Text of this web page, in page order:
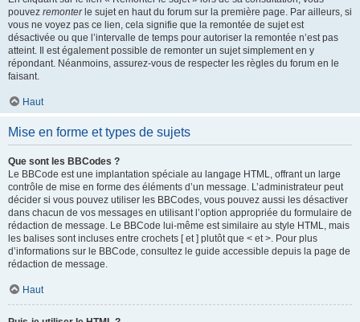
pouvez remonterle sujet en haut du forum sur la première page. Par ailleurs, si
vous ne voyez pas ce lien, cela signifie que la remontée de sujet est
désactivée ou que l’intervalle de temps pour autoriser la remontée n’est pas
atteint. Il est également possible de remonter un sujet simplement en y
répondant. Néanmoins, assurez-vous de respecter les règles du forum en le
faisant.
Haut
Mise en forme et types de sujets
Que sont les BBCodes ?
Le BBCode est une implantation spéciale au langage HTML, offrant un large
contrôle de mise en forme des éléments d’un message. L’administrateur peut
décider si vous pouvez utiliser les BBCodes, vous pouvez aussi les désactiver
dans chacun de vos messages en utilisant l’option appropriée du formulaire de
rédaction de message. Le BBCode lui-même est similaire au style HTML, mais
les balises sont incluses entre crochets [ et ] plutôt que < et >. Pour plus
d’informations sur le BBCode, consultez le guide accessible depuis la page de
rédaction de message.
Haut